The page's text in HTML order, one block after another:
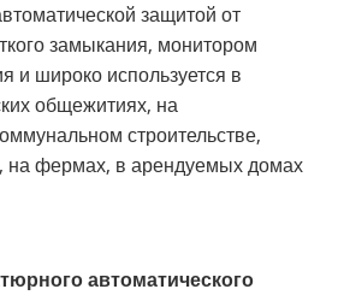
защитой от
замыкания, монитором
и широко используется в
общежитиях, на
строительстве,
на фермах, в арендуемых домах
автоматического